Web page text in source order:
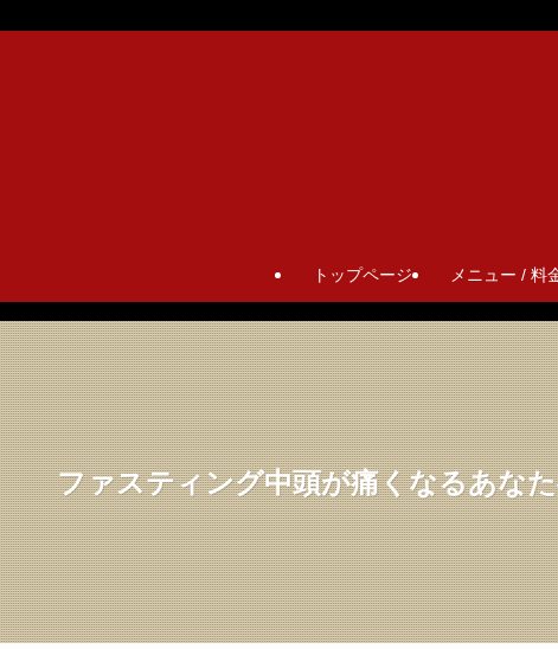
トップページ メニュー / 料
ファスティング中頭が痛くなるあな